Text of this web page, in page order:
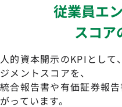
従業員エ
スコア
人的資本開示のKPIとして
ジメントスコアを、
統合報告書や有価証券報
がっています。